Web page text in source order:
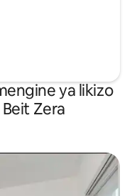
ya likizo
Zera